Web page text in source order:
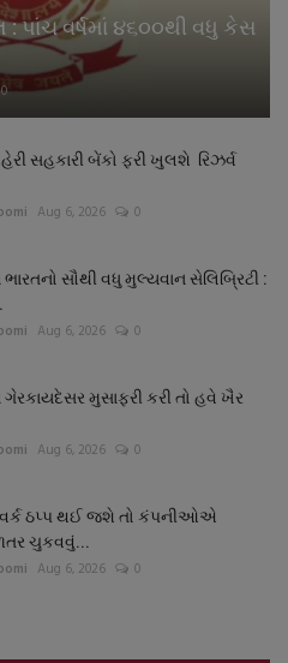
: પાંચ વર્ષમાં ૪૬૦૦થી વધુ કેસ
0
સહકારી બેંકો ફરી ખુલશે રિઝર્વ
Aug 6, 2026 0
સૌથી વધુ મુલ્યવાન સેલિબ્રિટી :
Aug 6, 2026 0
ગેરકાયદેસર મુસાફરી કરી તો હવે ખૈર
Aug 6, 2026 0
ઠપ્પ થઈ જશે તો કંપનીઓએ
ચુકવવું...
Aug 6, 2026 0